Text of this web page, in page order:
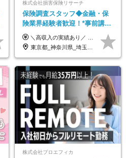
株式会社損害保険リサーチ
保険調査スタッフ◆金融・保
険業界経験者歓迎！*事前講習
あり*30代～60代活躍*調査は
原則直行直帰*高収入可
＼高収入の実績あり／ なかには年収1000万円を超える方もいらっしゃいます！ 【完全出来高報酬制】 ★仕事に慣れるまで収入をサポート 1か月目：報酬が通常の2倍 2か月目：報酬が通常の1.5倍 ※災害に関する業務については、収入サポートの対象外 ※試用期間はありません ＊＊＊業務報酬の例＊＊＊ ・事故原因調査（4箇所確認）…1万5000円～ ・有無責／不正請求疑義調査（自動車案件）…2万円～ ・医療調査（1箇所確認）…1万7000円～ ・書類取付（1箇所訪問）…3000円～ ※上記は目安になります ※実際の報酬は業務報酬に応じた個々のスキル・実績を加味したものになります
東京都_神奈川県_埼玉県_千葉県_大阪府_愛知県_北海道_青森県_岩手県_宮城県_秋田県_山形県_福島県_茨城県_栃木県_群馬県_新潟県_山梨県_長野県_富山県_石川県_福井県_静岡県_岐阜県_三重県_兵庫県_京都府_滋賀県_奈良県_和歌山県_広島県_岡山県_鳥取県_島根県_山口県_徳島県_香川県_愛媛県_高知県_福岡県_熊本県_佐賀県_長崎県_大分県_宮崎県_鹿児島県_沖縄県
株式会社プロエフィカ